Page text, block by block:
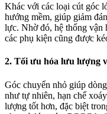
Khác với các loại cút góc
hướng mềm, giúp giảm
lực. Nhờ đó, hệ thống vận
các phụ kiện cũng được
2. Tối ưu hóa lưu lượng
Góc chuyển nhỏ giúp
như tự nhiên, hạn chế
lượng tốt hơn, đặc biệt